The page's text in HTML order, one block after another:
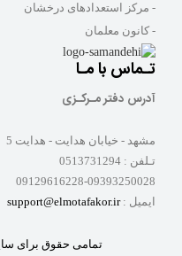
- مرکز استعدادهای درخشان
- کانون معلمان
تـماس با مـا
آدرس دفتر مـرکـزی
مشهد - خیابان هدایت - هدایت 5
تـلفن : 0513731294
09129616228-09393250028
ایمیل :support@elmotafakor.ir
تمامی حقوق برای